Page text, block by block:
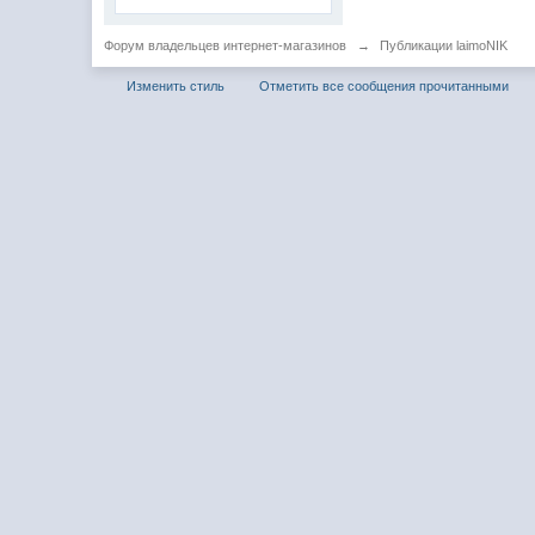
Форум владельцев интернет-магазинов → Публикации laimoNIK
Изменить стиль Отметить все сообщения прочитанными